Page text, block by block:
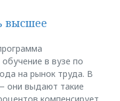
высшее
в вузе по
на рынок труда. В
они выдают такие
компенсирует